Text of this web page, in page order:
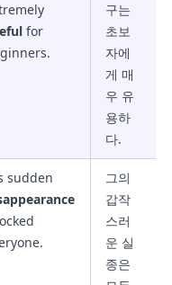
for
구는
초보
자에
게 매
우 유
용하
다.
sudden
그의
갑작
스러
운 실
종은